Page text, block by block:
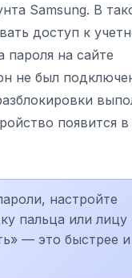
Samsung. В
доступ к
пароля на сайте
не был
появится в
настройте
пальца или
— это быстрее и